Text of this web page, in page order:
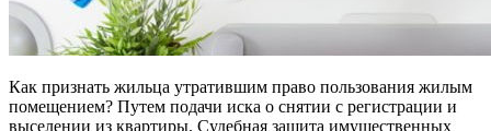
Как признать жильца утратившим право пользования жилым
помещением? Путем подачи иска о снятии с регистрации и
выселении из квартиры. Судебная защита имущественных